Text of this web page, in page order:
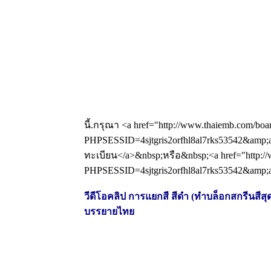
นี้.กรุณา <a href="http://www.thaiemb.com/
ทะเบียน</a>&nbsp;หรือ&nbsp;<a href="http://
วีดีโอคลิป การแยกสี สีดำ (ทำบล็อกสกรีนสีสุ
บรรยายไทย